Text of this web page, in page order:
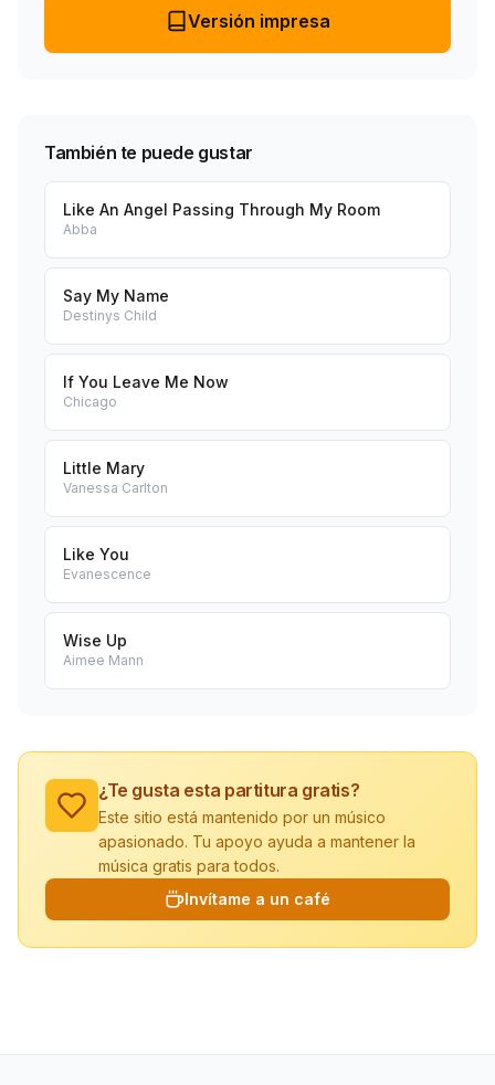
Versión impresa
También te puede gustar
Like An Angel Passing Through My Room
Abba
Say My Name
Destinys Child
If You Leave Me Now
Chicago
Little Mary
Vanessa Carlton
Like You
Evanescence
Wise Up
Aimee Mann
¿Te gusta esta partitura gratis?
Este sitio está mantenido por un músico
apasionado. Tu apoyo ayuda a mantener la
música gratis para todos.
Invítame a un café